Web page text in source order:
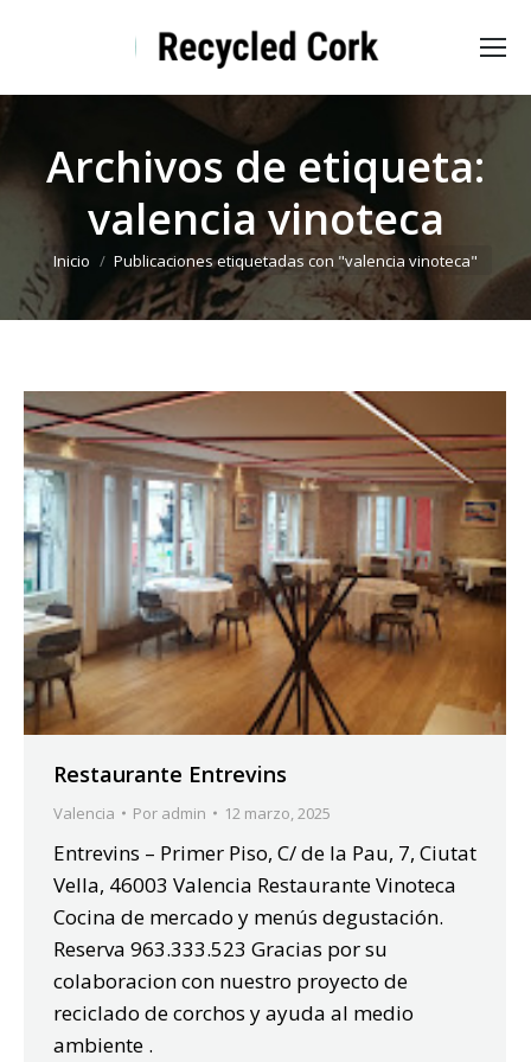
Archivos de etiqueta:
valencia vinoteca
Estás aquí:
Inicio Publicaciones etiquetadas con "valencia vinoteca"
Restaurante Entrevins
Valencia Por admin 12 marzo, 2025
Entrevins – Primer Piso, C/ de la Pau, 7, Ciutat
Vella, 46003 Valencia Restaurante Vinoteca
Cocina de mercado y menús degustación.
Reserva 963.333.523 Gracias por su
colaboracion con nuestro proyecto de
reciclado de corchos y ayuda al medio
ambiente .